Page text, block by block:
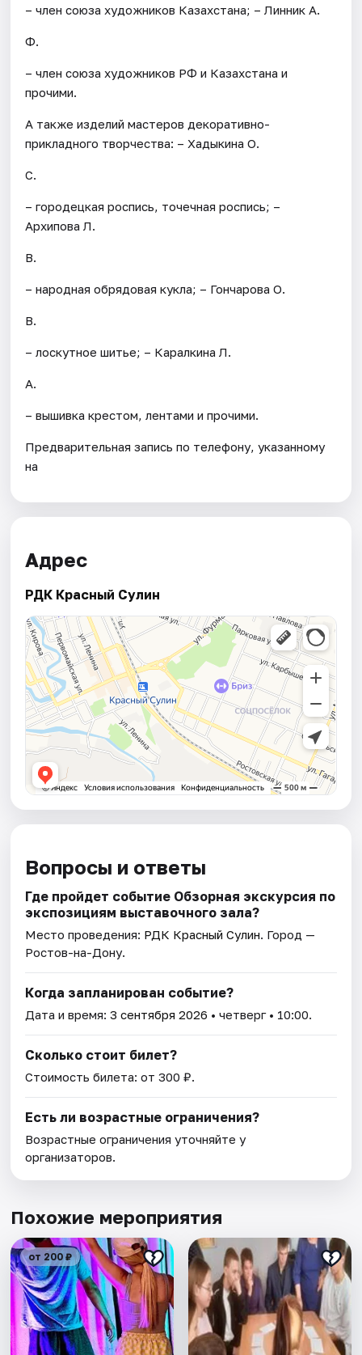
– член союза художников Казахстана; – Линник А.
Ф.
– член союза художников РФ и Казахстана и
прочими.
А также изделий мастеров декоративно-
прикладного творчества: – Хадыкина О.
С.
– городецкая роспись, точечная роспись; –
Архипова Л.
В.
– народная обрядовая кукла; – Гончарова О.
В.
– лоскутное шитье; – Каралкина Л.
А.
– вышивка крестом, лентами и прочими.
Предварительная запись по телефону, указанному
на
Адрес
РДК Красный Сулин
Вопросы и ответы
Где пройдет событие Обзорная экскурсия по
экспозициям выставочного зала?
Место проведения: РДК Красный Сулин. Город —
Ростов-на-Дону.
Когда запланирован событие?
Дата и время:3 сентября 2026 • четверг • 10:00.
Сколько стоит билет?
Стоимость билета: от 300 ₽.
Есть ли возрастные ограничения?
Возрастные ограничения уточняйте у
организаторов.
Похожие мероприятия
от 200 ₽